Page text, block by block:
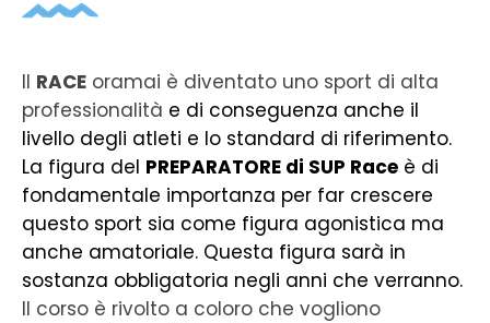
Il RACE oramai è diventato uno sport di alta
professionalità e di conseguenza anche il
livello degli atleti e Io standard di riferimento.
La figura del PREPARATORE di SUP Race è di
fondamentale importanza per far crescere
questo sport sia come figura agonistica ma
anche amatoriale. Questa figura sarà in
sostanza obbligatoria negli anni che verranno.
Il corso è rivolto a coloro che vogliono